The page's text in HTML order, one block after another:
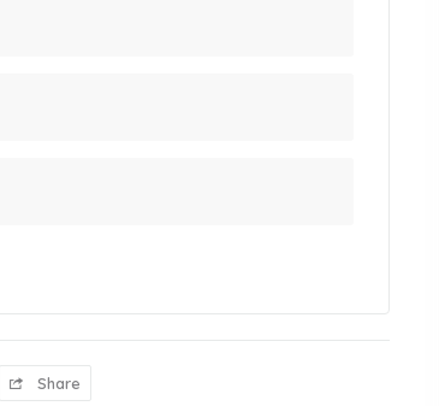
Share